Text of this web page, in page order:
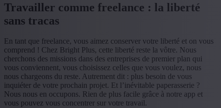
Travailler comme freelance : la liberté
sans tracas
En tant que freelance, vous aimez conserver votre liberté et on vous
comprend ! Chez Bright Plus, cette liberté reste la vôtre. Nous
cherchons des missions dans des entreprises de premier plan qui
vous conviennent, vous choisissez celles que vous voulez, nous
nous chargeons du reste. Autrement dit : plus besoin de vous
inquiéter de votre prochain projet. Et l’inévitable paperasserie ?
Nous nous en occupons. Rien de plus facile grâce à notre app et
vous pouvez vous concentrer sur votre travail.